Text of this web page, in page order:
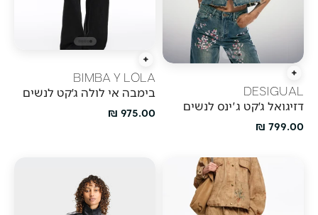
הוספה מהירה
DESIGUAL
דזיגואל ג׳קט ג'ינס לנשים
מחיר מבצע
799.00 ₪
הוספה מהירה
BIMBA Y LOLA
בימבה אי לולה ג׳קט לנשים
מחיר מבצע
975.00 ₪